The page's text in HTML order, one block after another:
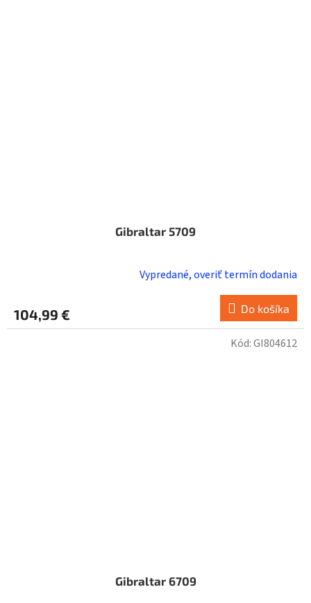
Gibraltar 5709
Vypredané, overiť termín dodania
104,99 € Do košíka
Gibraltar 6709
Kód:GI804612